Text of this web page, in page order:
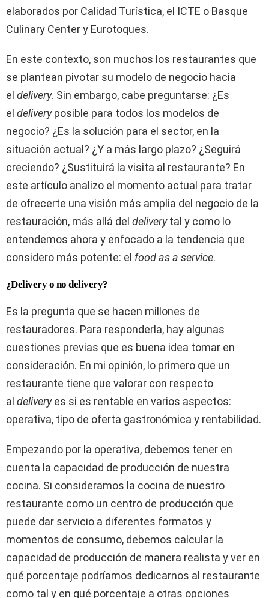
elaborados por Calidad Turística, el ICTE o Basque
Culinary Center y Eurotoques.
En este contexto, son muchos los restaurantes que
se plantean pivotar su modelo de negocio hacia
el delivery. Sin embargo, cabe preguntarse: ¿Es
el deliveryposible para todos los modelos de
negocio? ¿Es la solución para el sector, en la
situación actual? ¿Y a más largo plazo? ¿Seguirá
creciendo? ¿Sustituirá la visita al restaurante? En
este artículo analizo el momento actual para tratar
de ofrecerte una visión más amplia del negocio de la
restauración, más allá del deliverytal y como lo
entendemos ahora y enfocado a la tendencia que
considero más potente: el food as a service.
¿Delivery o no delivery?
Es la pregunta que se hacen millones de
restauradores. Para responderla, hay algunas
cuestiones previas que es buena idea tomar en
consideración. En mi opinión, lo primero que un
restaurante tiene que valorar con respecto
al deliveryes si es rentable en varios aspectos:
operativa, tipo de oferta gastronómica y rentabilidad.
Empezando por la operativa, debemos tener en
cuenta la capacidad de producción de nuestra
cocina. Si consideramos la cocina de nuestro
restaurante como un centro de producción que
puede dar servicio a diferentes formatos y
momentos de consumo, debemos calcular la
capacidad de producción de manera realista y ver en
qué porcentaje podríamos dedicarnos al restaurante
como tal y en qué porcentaje a otras opciones